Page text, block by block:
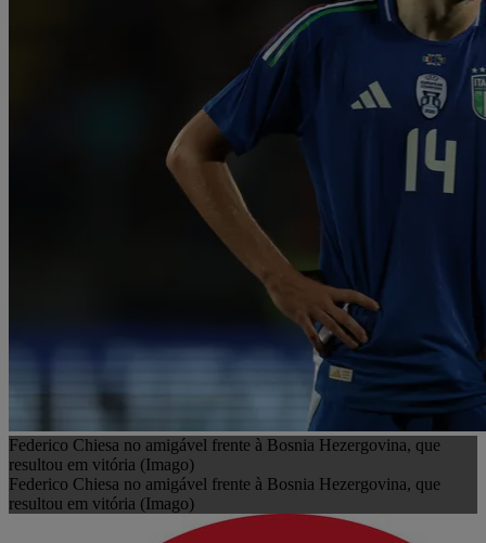
Federico Chiesa no amigável frente à Bosnia Hezergovina, que
resultou em vitória (Imago)
Federico Chiesa no amigável frente à Bosnia Hezergovina, que
resultou em vitória (Imago)